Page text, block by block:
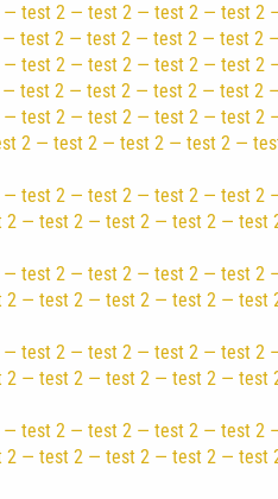
test 2 — test 2 — test 2 — test
2 — test 2 — test 2 — test
test 2 — test 2 — test 2 — test
2 — test 2 — test 2 — test
test 2 — test 2 — test 2 — test
2 — test 2 — test 2 — test 2 —
test 2 — test 2 — test 2 — test
— test 2 — test 2 — test 2 —
test 2 — test 2 — test 2 — test
— test 2 — test 2 — test 2 —
test 2 — test 2 — test 2 — test
— test 2 — test 2 — test 2 —
test 2 — test 2 — test 2 — test
— test 2 — test 2 — test 2 —